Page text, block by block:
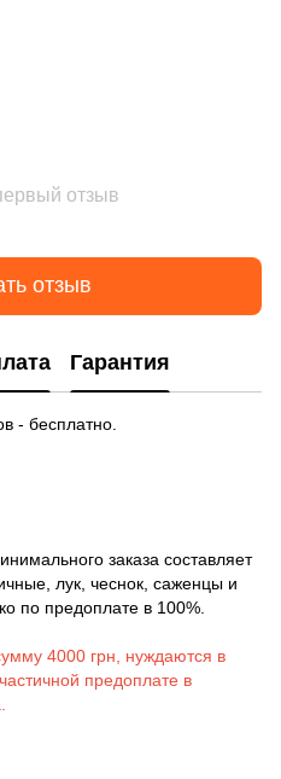
отзыв
отзыв
Гарантия
- бесплатно.
заказа составляет
лук, чеснок, саженцы и
по предоплате в 100%.
4000 грн, нуждаются в
предоплате в